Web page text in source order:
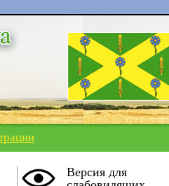
Версия для